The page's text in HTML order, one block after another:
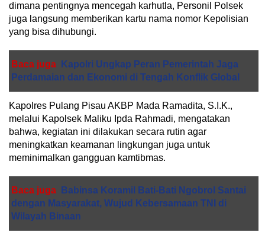
dimana pentingnya mencegah karhutla, Personil Polsek
juga langsung memberikan kartu nama nomor Kepolisian
yang bisa dihubungi.
Baca juga
Kapolri Ungkap Peran Pemerintah Jaga
Perdamaian dan Ekonomi di Tengah Konflik Global
Kapolres Pulang Pisau AKBP Mada Ramadita, S.I.K.,
melalui Kapolsek Maliku Ipda Rahmadi, mengatakan
bahwa, kegiatan ini dilakukan secara rutin agar
meningkatkan keamanan lingkungan juga untuk
meminimalkan gangguan kamtibmas.
Baca juga
Babinsa Koramil Bati-Bati Ngobrol Santai
dengan Masyarakat, Wujud Kebersamaan TNI di
Wilayah Binaan